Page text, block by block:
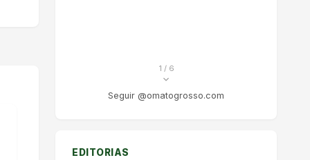
1 / 6
Seguir @omatogrosso.com
EDITORIAS